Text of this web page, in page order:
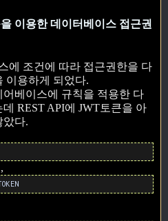
이용한 데이터베이스 접근권
에 조건에 따라 접근권한을 다
이용하게 되었다.
베이스에 규칙을 적용한 다
REST API에 JWT토큰을 아
았다.